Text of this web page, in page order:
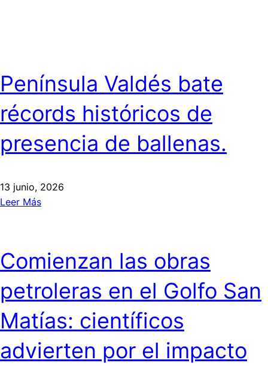
Península Valdés bate
récords históricos de
presencia de ballenas.
13 junio, 2026
Leer Más
Comienzan las obras
petroleras en el Golfo San
Matías: científicos
advierten por el impacto